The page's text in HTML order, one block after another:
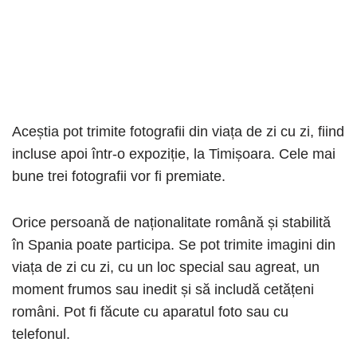
Aceștia pot trimite fotografii din viața de zi cu zi, fiind
incluse apoi într-o expoziție, la Timișoara. Cele mai
bune trei fotografii vor fi premiate.
Orice persoană de naționalitate română și stabilită
în Spania poate participa. Se pot trimite imagini din
viața de zi cu zi, cu un loc special sau agreat, un
moment frumos sau inedit și să includă cetățeni
români. Pot fi făcute cu aparatul foto sau cu
telefonul.